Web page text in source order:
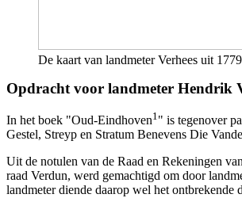
De kaart van landmeter Verhees uit
Opdracht voor landmeter Hendrik
In het boek "Oud-Eindhoven1 " is tegenover
Gestel, Streyp en Stratum Benevens Die
Uit de notulen van de Raad en Rekeningen
raad Verdun, werd gemachtigd om door
landmeter diende daarop wel het ontbrekende